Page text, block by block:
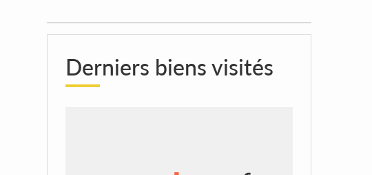
Derniers biens visités